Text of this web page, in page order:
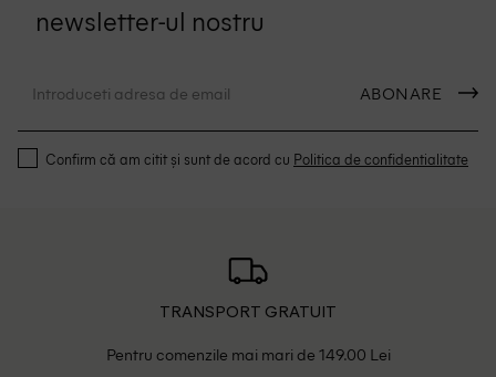
newsletter-ul nostru
ABONARE
Confirm că am citit și sunt de acord cu Politica de confidentialitate
TRANSPORT GRATUIT
Pentru comenzile mai mari de 149.00 Lei